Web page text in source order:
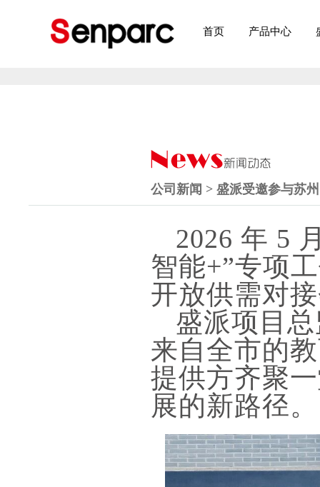
首页 产品中心
公司新闻 > 盛派受邀参与苏
2026 年 5
智能+”专项
开放供需对
盛派项目
来自全市的
提供方齐聚
展的新路径。